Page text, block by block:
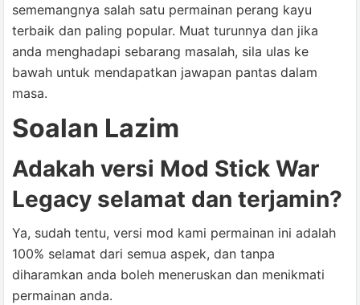
sememangnya salah satu permainan perang kayu
terbaik dan paling popular. Muat turunnya dan jika
anda menghadapi sebarang masalah, sila ulas ke
bawah untuk mendapatkan jawapan pantas dalam
masa.
Soalan Lazim
Adakah versi Mod Stick War
Legacy selamat dan terjamin?
Ya, sudah tentu, versi mod kami permainan ini adalah
100% selamat dari semua aspek, dan tanpa
diharamkan anda boleh meneruskan dan menikmati
permainan anda.